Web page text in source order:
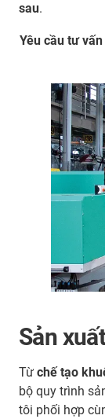
sau.
Yêu cầu tư vấn
Sản
Từ chế tạo
bộ quy trình
tôi phối hợp